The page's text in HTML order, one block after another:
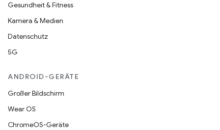
Gesundheit & Fitness
Kamera & Medien
Datenschutz
5G
ANDROID-GERÄTE
Großer Bildschirm
Wear OS
ChromeOS-Geräte